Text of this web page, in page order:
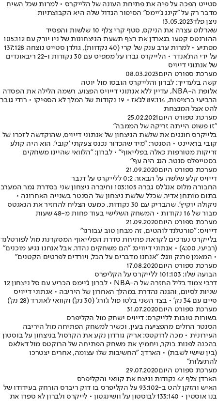
סטייט הפכה על פיה את פתיחת העונה של הלייקרס • למרות שכל השיח
מדבר רק על "קינג ג'יימס" הסיפור הגדול שלה היא הקבוצתיות
ניצן פלד13.05.2023
שארלוט עצרה את הניקס, סטף קרי צלף 10 שלשות והפסיד
ההורנטס קטעו בגארדן את רצף תשעת הניצחונות של ניו יורק עם 105:112
מפתיע • למרות ערב ענק של קרי (40 נקדוות), גולדן סטייט נוצחה 137:128
על ידי הת'אנדר • הלייקרס גברו על ממפיס עם 30 נקודות ו-22 ריבאונדים
של אנתוני דייויס
מערכת ספורט היום08.03.2023
קשה בלעדייך: לברון והלייקרס הובסו מול יוטה
אלופת ה-NBA, עדיין ללא אנתוני דייויס הפצוע, רשמה הלילה את הפסדה
הרביעי ברציפות, 89:114 לג'אז • 19 נקודות של המלך לא הספיקו • רודי גובר
להט אצל המנצחת
מערכת ספורט היום25.02.2021
"זו פשוט הייתה זריקה של הממבה"
בלייקרס חוגגים את שלשת הניצחון של אנתוני דייויס, שהוקדשה לזכרו של
קובי בראיינט • הסנטר: "מיד שהכדור נכנס צעקתי 'קובי'. הוא היה קולע
זריקות מטורפות כאלה בפלייאוף" • לברון: "הלוואי שהיינו משחקים
בסטייפלס סנטר. הגג היה עף"
מערכת ספורט היום21.09.2020
דייויס קלע שלשה על הבאזר, 0:2 ללייקרס על דנבר
החבורה מלוס אנג'לס גברה 103:105 וחיברה ניצחון שני בסדרת גמר המערב
בתום מותחן אדיר, שכלל שלשת ניצחון של הסנטר בשנייה האחרונה •
ניקולה יוקיץ', שהבריק עם 30 נקודות, כמעט הצליח להחזיר את הנאגטס
מבור של 16 נקודות • המשחק השלישי בעוד פחות מ-48 שעות
מערכת ספורט היום21.09.2020
דייויס: "פורטלנד לוהטים, זה מבחן טוב עבורנו"
בלייקרס נערכים לקראת פתיחת סדרת הפלייאוף המסקרנת מול לפורטלנד
(רביעי, 4:00) • אנתוני דיוויס: "הם משחקים נהדר, אבל אנחנו נגיע מוכנים"
• המאמן פרנק ווגל: "אנחנו מדברים על הכל, ויורדים לפרטים הקטנים"
מערכת ספורט היום17.08.2020
הבועה שלו: 101:103 ללייקרס על הקליפרס
דרבי צמוד בליל החזרה של ה-NBA • לברון ג'יימס הכריע עם סל ניצחון 12
שניות לסיום, והגנה נהדרת במהלך האחרון של היריבה • אנתוני דייויס
סיים עם 34 נק' • בצד השני בלטו פול ג'ורג' (30 נק') וקוואי לאונרד (28 נק')
מערכת ספורט היום31.07.2020
בשורות טובות ללייקרס: דייויס ישחק מול הקליפרס
הסנטר החלים מהפציעה בעין, וכשיר למשחק הפתיחה מול היריבה
העירונית • מכה לרוקטס: אריק גורדון נקע את הקרסול בניצחון על בוסטון
בהכנה לפנות בוקר, ויחמיץ את משחק הפתיחה של הרוקטס מול דאלאס
(בין שישי לשבת) • הארדן: "החשיבות שלו עצומה, אחרים יצטרכו
להתעלות"
מערכת ספורט היום29.07.2020
הארדן צלף 47 נקודות וניצח את קוואי והקליפרס
האיש והזקן להט ב-93:102 על הקליפרס בו דוק ריברס הורחק בעידודו של
בנו אוסטין • 133:140 לבוסטון על וושינגטון • לייקרס ולברון לא ספרו את